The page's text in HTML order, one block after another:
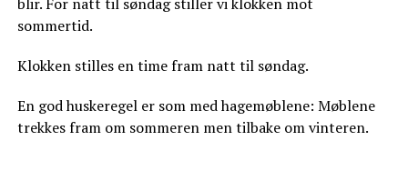
sommertid.
Klokken stilles en time fram natt til søndag.
En god huskeregel er som med hagemøblene: Møblene
trekkes fram om sommeren men tilbake om vinteren.